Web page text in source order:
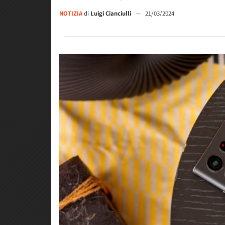
NOTIZIAdi Luigi Cianciulli — 21/03/2024